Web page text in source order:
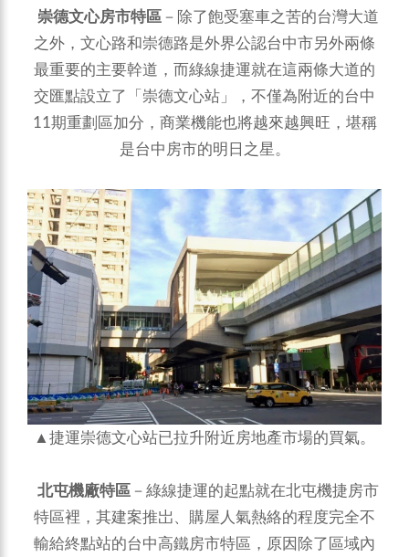
崇德文心房市特區 －除了飽受塞車之苦的台灣大道
之外，文心路和崇德路是外界公認台中市另外兩條
最重要的主要幹道，而綠線捷運就在這兩條大道的
交匯點設立了「崇德文心站」，不僅為附近的台中
11期重劃區加分，商業機能也將越來越興旺，堪稱
是台中房市的明日之星。
▲捷運崇德文心站已拉升附近房地產市場的買氣。
北屯機廠特區 －綠線捷運的起點就在北屯機捷房市
特區裡，其建案推岀、購屋人氣熱絡的程度完全不
輸給終點站的台中高鐵房市特區，原因除了區域內